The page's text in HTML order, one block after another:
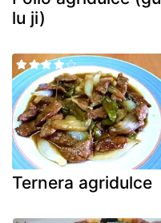
lu ji)
Ternera agridulce